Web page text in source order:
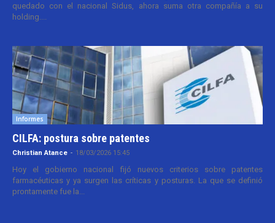
quedado con el nacional Sidus, ahora suma otra compañía a su
holding....
Informes
CILFA: postura sobre patentes
Christian Atance - 18/03/2026 15:45
Hoy el gobierno nacional fijó nuevos criterios sobre patentes
farmacéuticas y ya surgen las críticas y posturas. La que se definió
prontamente fue la...